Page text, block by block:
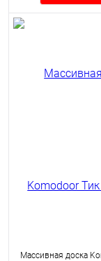
Массивная доска